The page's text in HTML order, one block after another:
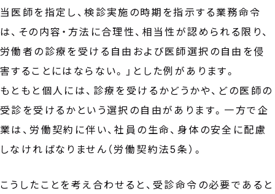
当医師を指定し、検診実施の時期を指示する業務命令
は、その内容・方法に合理性、相当性が認められる限り、
労働者の診療を受ける自由および医師選択の自由を侵
害することにはならない。」とした例があります。
もともと個人には、診療を受けるかどうかや、どの医師の
受診を受けるかという選択の自由があります。一方で企
業は、労働契約に伴い、社員の生命、身体の安全に配慮
しなければなりません（労働契約法5条）。
こうしたことを考え合わせると、受診命令の必要であると